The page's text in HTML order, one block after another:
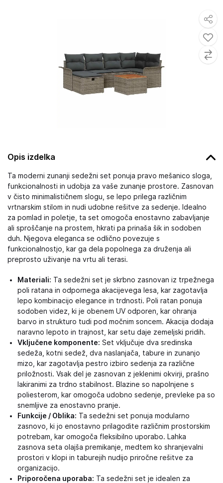
Opis izdelka
Ta moderni zunanji sedežni set ponuja pravo mešanico sloga,
funkcionalnosti in udobja za vaše zunanje prostore. Zasnovan
v čisto minimalističnem slogu, se lepo prilega različnim
vrtnarskim stilom in nudi udobne rešitve za sedenje. Idealno
za pomlad in poletje, ta set omogoča enostavno zabavljanje
ali sproščanje na prostem, hkrati pa prinaša šik in sodoben
duh. Njegova eleganca se odlično povezuje s
funkcionalnostjo, kar ga dela popolnega za druženja ali
preprosto uživanje na vrtu ali terasi.
Materiali: Ta sedežni set je skrbno zasnovan iz trpežnega
poli ratana in odpornega akacijevega lesa, kar zagotavlja
lepo kombinacijo elegance in trdnosti. Poli ratan ponuja
sodoben videz, ki je obenem UV odporen, kar ohranja
barvo in strukturo tudi pod močnim soncem. Akacija dodaja
naravno lepoto in trajnost, kar setu daje zemeljski pridih.
Vključene komponente: Set vključuje dva sredinska
sedeža, kotni sedež, dva naslanjača, tabure in zunanjo
mizo, kar zagotavlja pestro izbiro sedenja za različne
priložnosti. Vsak del je zasnovan z jeklenimi okvirji, prašno
lakiranimi za trdno stabilnost. Blazine so napolnjene s
poliesterom, kar omogoča udobno sedenje, prevleke pa so
snemljive za enostavno pranje.
Funkcije / Oblika: Ta sedežni set ponuja modularno
zasnovo, ki jo enostavno prilagodite različnim prostorskim
potrebam, kar omogoča fleksibilno uporabo. Lahka
zasnova seta olajša premikanje, medtem ko shranjevalni
prostori v klopi in taburejih nudijo priročne rešitve za
organizacijo.
Priporočena uporaba: Ta sedežni set je idealen za